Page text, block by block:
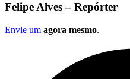
Felipe Alves – Repórter
Envie um agora mesmo.